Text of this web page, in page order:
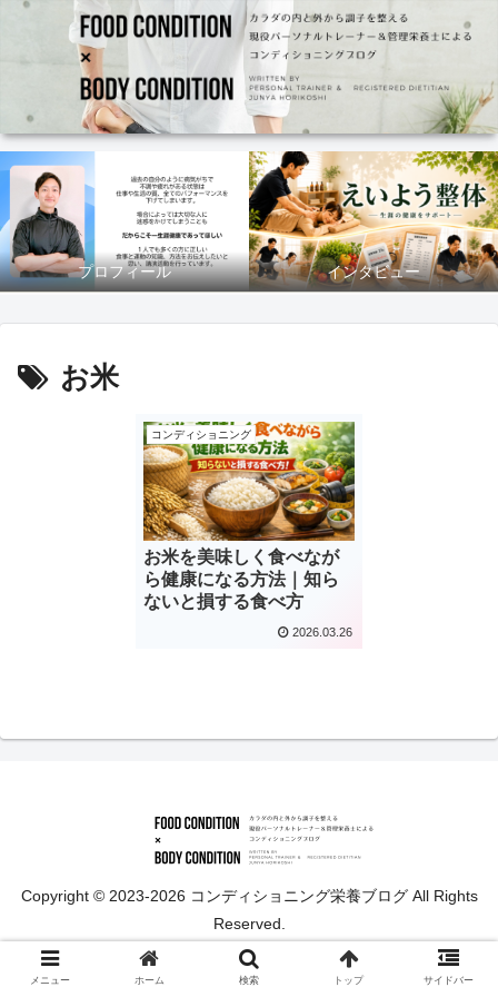
プロフィール インタビュー
お米
コンディショニング
お米を美味しく食べなが
ら健康になる方法｜知ら
ないと損する食べ方
2026.03.26
Copyright © 2023-2026 コンディショニング栄養ブログ All Rights
Reserved.
メニュー ホーム 検索 トップ サイドバー